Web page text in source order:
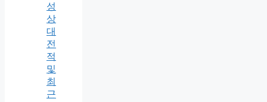
성
상
대
전
적
및
최
근